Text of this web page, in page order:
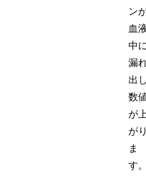
ン
血
中に
漏
出し
数
が上
がり
ま
す。